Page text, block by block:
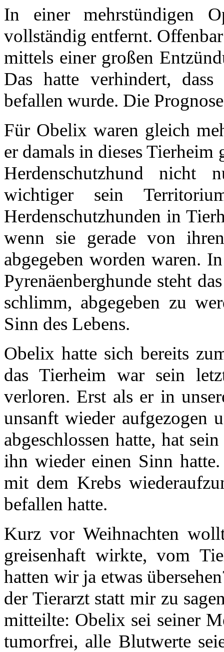
In einer mehrstündigen
vollständig entfernt.
mittels einer großen
Das hatte verhindert,
befallen wurde. Die
Für Obelix waren gleich
er damals in dieses
Herdenschutzhund nicht
wichtiger sein
Herdenschutzhunden in
wenn sie gerade von
abgegeben worden waren.
Pyrenäenberghunde steht
schlimm, abgegeben zu
Sinn des Lebens.
Obelix hatte sich bereits
das Tierheim war sein
verloren. Erst als er in
unsanft wieder aufgezogen
abgeschlossen hatte, hat
ihn wieder einen Sinn
mit dem Krebs
befallen hatte.
Kurz vor Weihnachten
greisenhaft wirkte, vom
hatten wir ja etwas
der Tierarzt statt mir zu
mitteilte: Obelix sei seiner
tumorfrei, alle Blutwerte